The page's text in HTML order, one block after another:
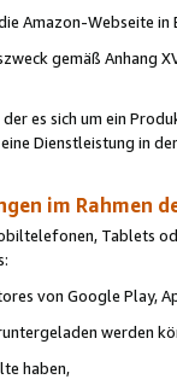
Amazon-Webseite in
gemäß Anhang
es sich um ein
Dienstleistung in
im Rahmen
Tablets
von Google Play,
werden
haben,